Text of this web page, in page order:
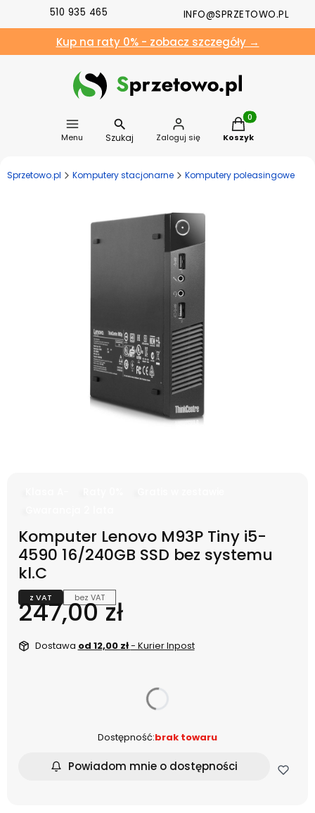
510 935 465 INFO@SPRZETOWO.PL
Kup na raty 0% - zobacz szczegóły →
Menu Szukaj Zaloguj się
Produkty w
Koszyk
Sprzetowo.pl Komputery stacjonarne Komputery poleasingowe
Komputer Lenovo M93P Tiny i5-
4590 16/240GB SSD bez systemu
kl.C
z VAT bez VAT
Cena
247,00 zł
Dostawa od 12,00 zł- Kurier Inpost
Dostępność:brak towaru
Powiadom mnie o dostępności